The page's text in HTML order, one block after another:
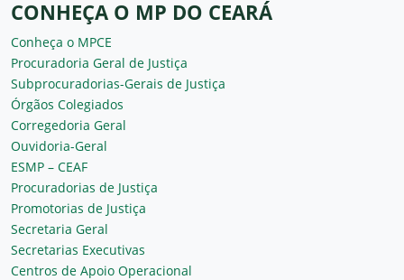
CONHEÇA O MP DO CEARÁ
Conheça o MPCE
Procuradoria Geral de Justiça
Subprocuradorias-Gerais de Justiça
Órgãos Colegiados
Corregedoria Geral
Ouvidoria-Geral
ESMP – CEAF
Procuradorias de Justiça
Promotorias de Justiça
Secretaria Geral
Secretarias Executivas
Centros de Apoio Operacional